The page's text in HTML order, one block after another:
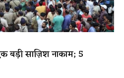
बड़ी साज़िश नाकाम; 5